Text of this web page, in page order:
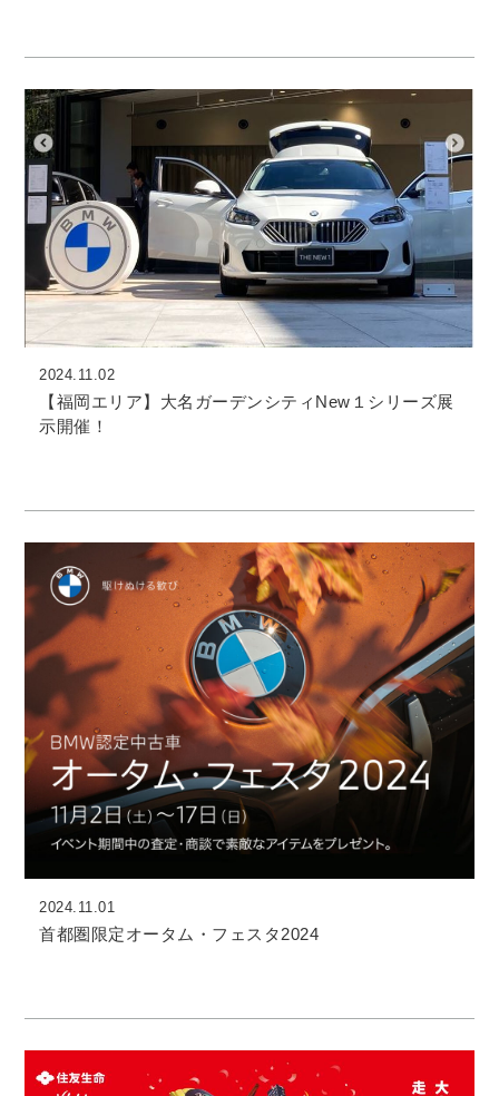
2024.11.02
【福岡エリア】大名ガーデンシティNew１シリーズ展
示開催！
2024.11.01
首都圏限定オータム・フェスタ2024